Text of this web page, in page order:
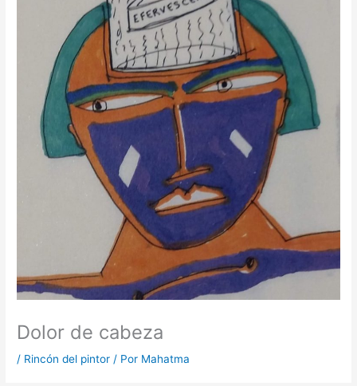
Dolor de cabeza
/ Rincón del pintor / Por Mahatma